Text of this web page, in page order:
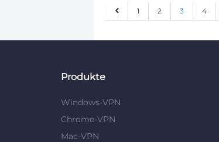
1 2 3 4
Produkte
Windows-VPN
Chrome-VPN
Mac-VPN